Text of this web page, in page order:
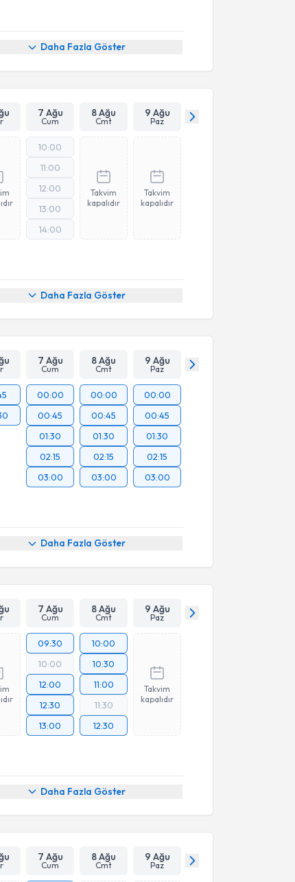
Daha Fazla Göster
7 Ağu
Cum
8 Ağu
Cmt
9 Ağu
Paz
10:00
11:00
12:00
13:00
14:00
Takvim
kapalıdır
Takvim
kapalıdır
Daha Fazla Göster
7 Ağu
Cum
8 Ağu
Cmt
9 Ağu
Paz
00:00
00:45
01:30
02:15
03:00
00:00
00:45
01:30
02:15
03:00
00:00
00:45
01:30
02:15
03:00
Daha Fazla Göster
7 Ağu
Cum
8 Ağu
Cmt
9 Ağu
Paz
09:30
10:00
12:00
12:30
13:00
10:00
10:30
11:00
11:30
12:30
Takvim
kapalıdır
Daha Fazla Göster
7 Ağu
Cum
8 Ağu
Cmt
9 Ağu
Paz